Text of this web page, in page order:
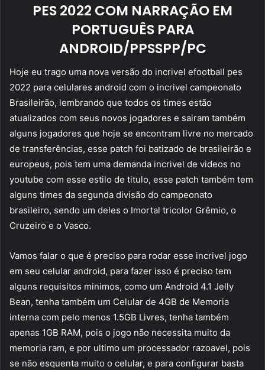
PES 2022 COM NARRAÇÃO EM
PORTUGUÊS PARA
ANDROID/PPSSPP/PC
Hoje eu trago uma nova versão do incrivel efootball pes
2022 para celulares android com o incrivel campeonato
Brasileirão, lembrando que todos os times estão
atualizados com seus novos jogadores e sairam também
alguns jogadores que hoje se encontram livre no mercado
de transferências, esse patch foi batizado de brasileirão e
europeus, pois tem uma demanda incrivel de videos no
youtube com esse estilo de titulo, esse patch também tem
alguns times da segunda divisão do campeonato
brasileiro, sendo um deles o Imortal tricolor Grêmio, o
Cruzeiro e o Vasco.
Vamos falar o que é preciso para rodar esse incrivel jogo
em seu celular android, para fazer isso é preciso tem
alguns requisitos minimos, como um Android 4.1 Jelly
Bean, tenha também um Celular de 4GB de Memoria
interna com pelo menos 1.5GB Livres, tenha também
apenas 1GB RAM, pois o jogo não necessita muito da
memoria ram, e por ultimo um processador razoavel, pois
se não esquenta muito o celular, e para configurar basta